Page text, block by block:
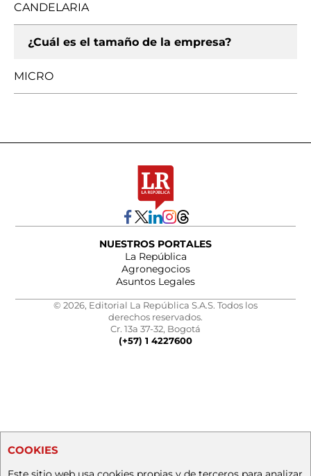
CANDELARIA
¿Cuál es el tamaño de la empresa?
MICRO
NUESTROS PORTALES
La República
Agronegocios
Asuntos Legales
© 2026, Editorial La República S.A.S. Todos los
derechos reservados.
Cr. 13a 37-32, Bogotá
(+57) 1 4227600
COOKIES